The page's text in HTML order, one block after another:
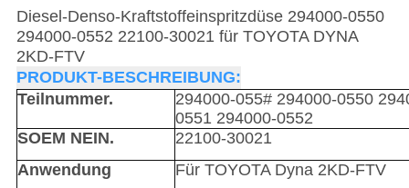
Diesel-Denso-Kraftstoffeinspritzdüse 294000-0550
294000-0552 22100-30021 für TOYOTA DYNA
2KD-FTV
PRODUKT-BESCHREIBUNG:
Teilnummer.
294000-055# 294000-0550
0551 294000-0552
SOEM NEIN.
22100-30021
Anwendung
Für TOYOTA Dyna 2KD-FTV